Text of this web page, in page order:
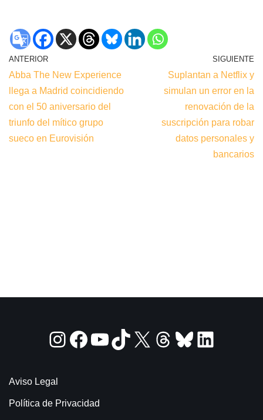
ANTERIOR
Abba The New Experience
llega a Madrid coincidiendo
con el 50 aniversario del
triunfo del mítico grupo
sueco en Eurovisión
SIGUIENTE
Suplantan a Netflix y
simulan un error en la
renovación de la
suscripción para robar
datos personales y
bancarios
Aviso Legal
Política de Privacidad